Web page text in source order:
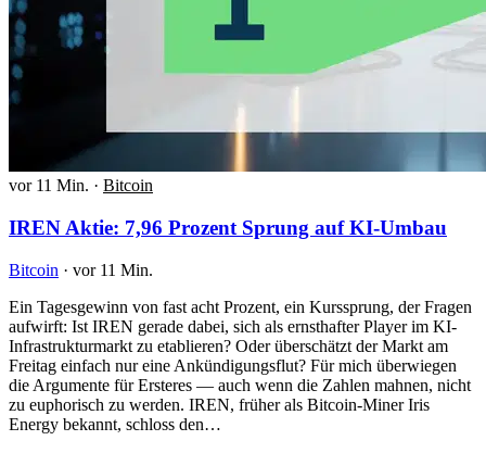
vor 11 Min. · Bitcoin
IREN Aktie: 7,96 Prozent Sprung auf KI-Umbau
Bitcoin · vor 11 Min.
Ein Tagesgewinn von fast acht Prozent, ein Kurssprung, der Fragen
aufwirft: Ist IREN gerade dabei, sich als ernsthafter Player im KI-
Infrastrukturmarkt zu etablieren? Oder überschätzt der Markt am
Freitag einfach nur eine Ankündigungsflut? Für mich überwiegen
die Argumente für Ersteres — auch wenn die Zahlen mahnen, nicht
zu euphorisch zu werden. IREN, früher als Bitcoin-Miner Iris
Energy bekannt, schloss den…